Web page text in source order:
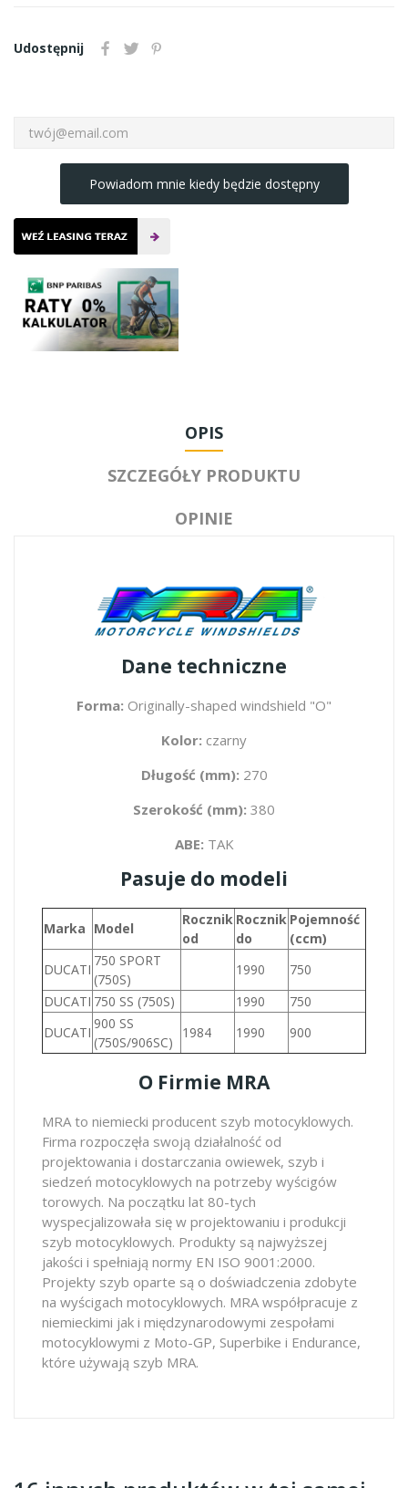
Udostępnij
Powiadom mnie kiedy będzie dostępny
OPIS
SZCZEGÓŁY PRODUKTU
OPINIE
Dane techniczne
Forma: Originally-shaped windshield "O"
Kolor: czarny
Długość (mm): 270
Szerokość (mm): 380
ABE: TAK
Pasuje do modeli
Marka Model
Rocznik
od
Rocznik
do
Pojemność
(ccm)
DUCATI
750 SPORT
(750S)
1990
750
DUCATI 750 SS (750S) 1990
750
DUCATI
900 SS
(750S/906SC)
1984 1990 900
O Firmie MRA
MRA to niemiecki producent szyb motocyklowych.
Firma rozpoczęła swoją działalność od
projektowania i dostarczania owiewek, szyb i
siedzeń motocyklowych na potrzeby wyścigów
torowych. Na początku lat 80-tych
wyspecjalizowała się w projektowaniu i produkcji
szyb motocyklowych. Produkty są najwyższej
jakości i spełniają normy EN ISO 9001:2000.
Projekty szyb oparte są o doświadczenia zdobyte
na wyścigach motocyklowych. MRA współpracuje z
niemieckimi jak i międzynarodowymi zespołami
motocyklowymi z Moto-GP, Superbike i Endurance,
które używają szyb MRA.